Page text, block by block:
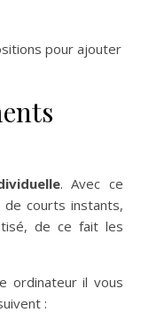
pour ajouter
. Avec ce
courts instants,
de ce fait les
ordinateur il vous
: